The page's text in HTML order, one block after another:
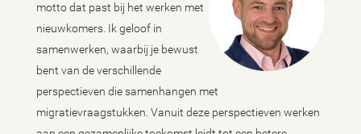
motto dat past bij het werken met
nieuwkomers. Ik geloof in
samenwerken, waarbij je bewust
bent van de verschillende
perspectieven die samenhangen met
migratievraagstukken. Vanuit deze perspectieven werken